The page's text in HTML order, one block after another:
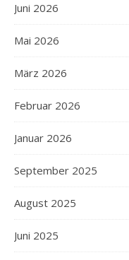
Juni 2026
Mai 2026
März 2026
Februar 2026
Januar 2026
September 2025
August 2025
Juni 2025